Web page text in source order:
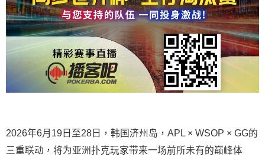
2026年6月19日至28日，韩国济州岛，APL × WSOP × GG的
三重联动，将为亚洲扑克玩家带来一场前所未有的巅峰体